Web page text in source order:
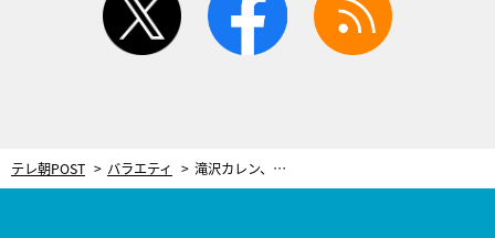
テレ朝POST バラエティ 滝沢カレン、『徹子の部屋』初登場で爆笑トーク！感極まり大粒の涙も